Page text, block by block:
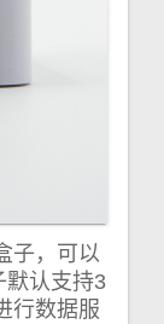
子，可以
默认支持3
行数据服